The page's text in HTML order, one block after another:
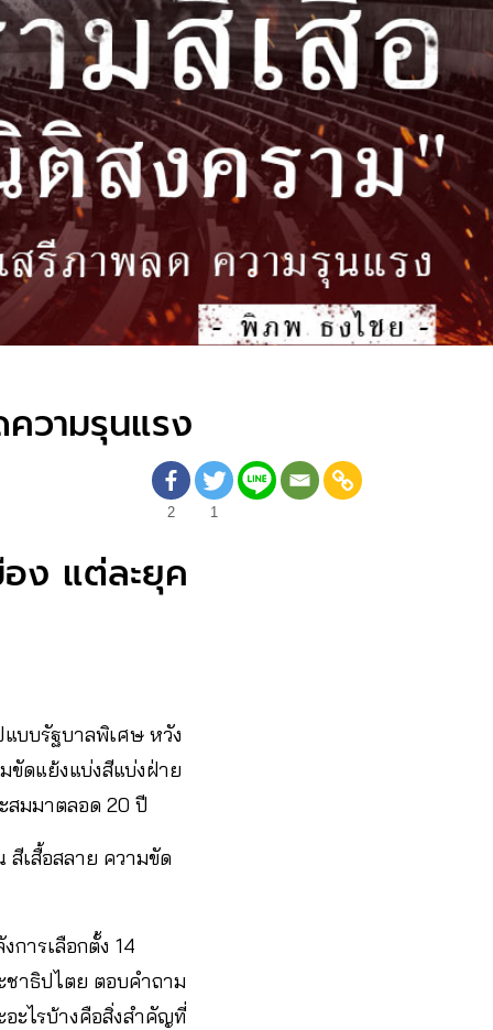
วามรุนแรง
2 1
อง แต่ละยุค
บบรัฐบาลพิเศษ หวัง
ดแย้งแบ่งสีแบ่งฝ่าย
สมมาตลอด 20 ปี
สีเสื้อสลาย ความขัด
ารเลือกตั้ง 14
าธิปไตย ตอบคำถาม
ะไรบ้างคือสิ่งสำคัญที่